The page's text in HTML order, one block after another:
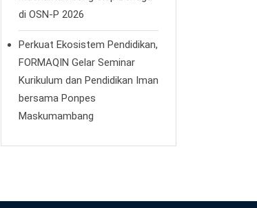
di OSN-P 2026
Perkuat Ekosistem Pendidikan,
FORMAQIN Gelar Seminar
Kurikulum dan Pendidikan Iman
bersama Ponpes
Maskumambang